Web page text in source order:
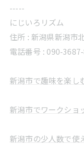
-----
にじいろリズム
住所 : 新潟県新潟市
電話番号 : 090-
新潟市で趣味を楽し
新潟市でワークショ
新潟市の少人数で使